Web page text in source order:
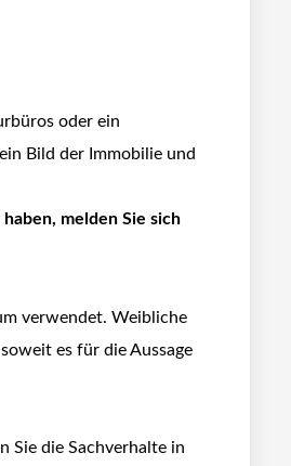
oder ein
Bild der Immobilie und
melden Sie sich
verwendet. Weibliche
es für die Aussage
Sie die Sachverhalte in